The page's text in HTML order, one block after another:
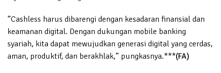
”Cashless harus dibarengi dengan kesadaran finansial dan
keamanan digital. Dengan dukungan mobile banking
syariah, kita dapat mewujudkan generasi digital yang cerdas,
aman, produktif, dan berakhlak,” pungkasnya.***(FA)